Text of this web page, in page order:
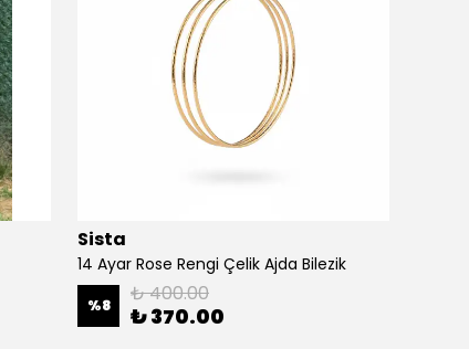
Sista
14 Ayar Rose Rengi Çelik Ajda Bilezik
%8 ₺ 400.00
₺ 370.00